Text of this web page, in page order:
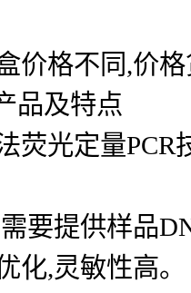
价格不同,价
品及特点
荧光定量
要提供样品
化,灵敏性高。